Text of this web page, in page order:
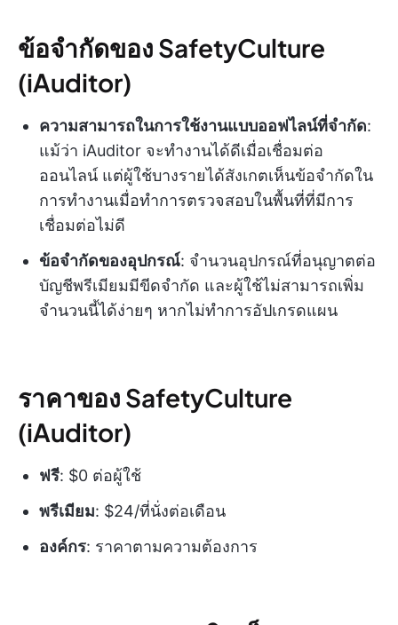
ข้อจำกัดของ SafetyCulture
(iAuditor)
ความสามารถในการใช้งานแบบออฟไลน์ที่จำกัด:
แม้ว่า iAuditor จะทำงานได้ดีเมื่อเชื่อมต่อ
ออนไลน์ แต่ผู้ใช้บางรายได้สังเกตเห็นข้อจำกัดใน
การทำงานเมื่อทำการตรวจสอบในพื้นที่ที่มีการ
เชื่อมต่อไม่ดี
ข้อจำกัดของอุปกรณ์: จำนวนอุปกรณ์ที่อนุญาตต่อ
บัญชีพรีเมียมมีขีดจำกัด และผู้ใช้ไม่สามารถเพิ่ม
จำนวนนี้ได้ง่ายๆ หากไม่ทำการอัปเกรดแผน
ราคาของ SafetyCulture
(iAuditor)
ฟรี: $0 ต่อผู้ใช้
พรีเมียม: $24/ที่นั่งต่อเดือน
องค์กร: ราคาตามความต้องการ